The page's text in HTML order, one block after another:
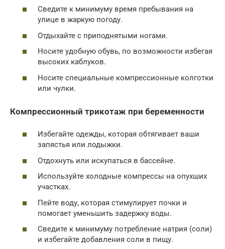
Сведите к минимуму время пребывания на
улице в жаркую погоду.
Отдыхайте с приподнятыми ногами.
Носите удобную обувь, по возможности избегая
высоких каблуков.
Носите специальные компрессионные колготки
или чулки.
Компрессионный трикотаж при беременности
Избегайте одежды, которая обтягивает ваши
запястья или лодыжки.
Отдохнуть или искупаться в бассейне.
Используйте холодные компрессы на опухших
участках.
Пейте воду, которая стимулирует почки и
помогает уменьшить задержку воды.
Сведите к минимуму потребление натрия (соли)
и избегайте добавления соли в пищу.